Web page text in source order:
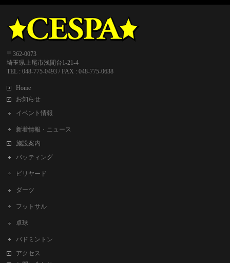
〒362-0073
埼玉県上尾市浅間台1-21-4
TEL : 048-775-0493 / FAX : 048-775-0638
Home
お知らせ
イベント情報
新着情報・ニュース
施設案内
バッティング
ビリヤード
ダーツ
フットサル
卓球
バドミントン
アクセス